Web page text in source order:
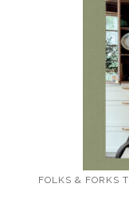
FOLKS & FORKS